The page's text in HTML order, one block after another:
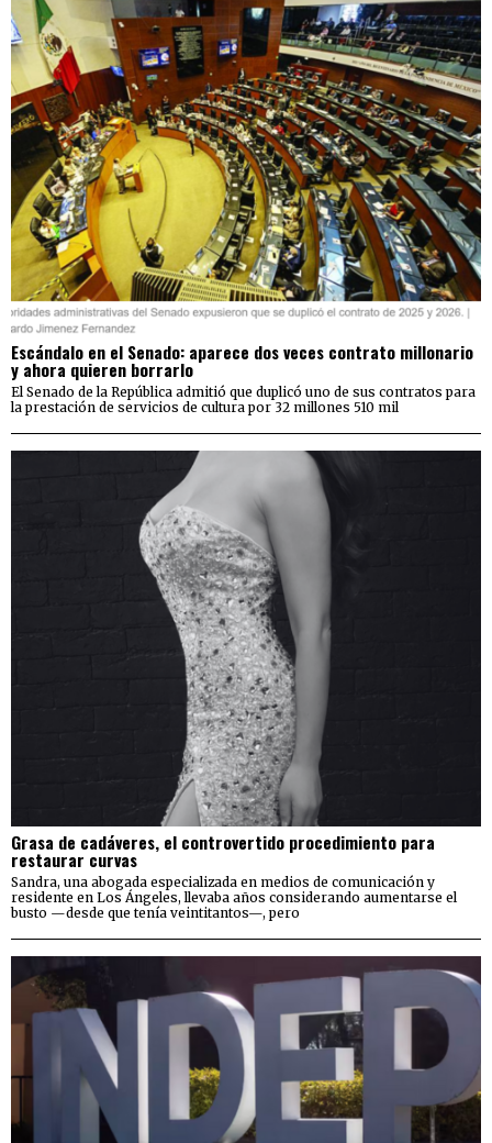
Escándalo en el Senado: aparece dos veces contrato millonario
y ahora quieren borrarlo
El Senado de la República admitió que duplicó uno de sus contratos para
la prestación de servicios de cultura por 32 millones 510 mil
Grasa de cadáveres, el controvertido procedimiento para
restaurar curvas
Sandra, una abogada especializada en medios de comunicación y
residente en Los Ángeles, llevaba años considerando aumentarse el
busto —desde que tenía veintitantos—, pero